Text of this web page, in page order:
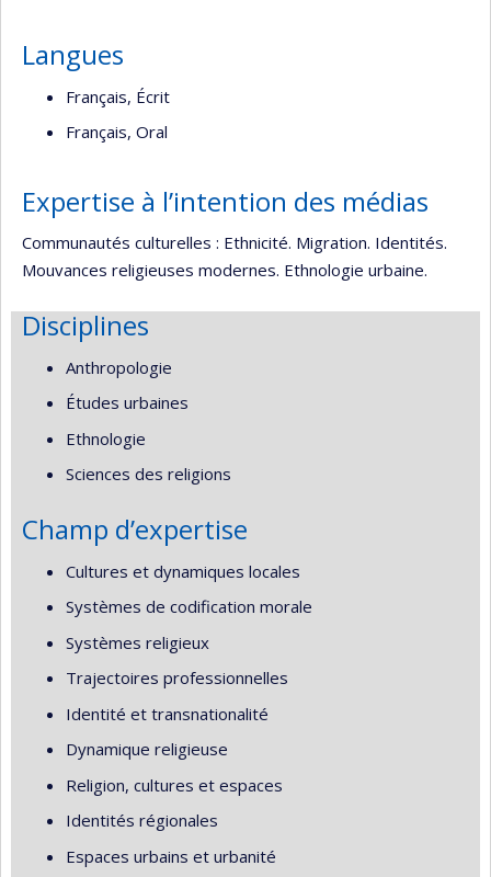
Langues
Français, Écrit
Français, Oral
Expertise à l’intention des médias
Communautés culturelles : Ethnicité. Migration. Identités.
Mouvances religieuses modernes. Ethnologie urbaine.
Disciplines
Anthropologie
Études urbaines
Ethnologie
Sciences des religions
Champ d’expertise
Cultures et dynamiques locales
Systèmes de codification morale
Systèmes religieux
Trajectoires professionnelles
Identité et transnationalité
Dynamique religieuse
Religion, cultures et espaces
Identités régionales
Espaces urbains et urbanité